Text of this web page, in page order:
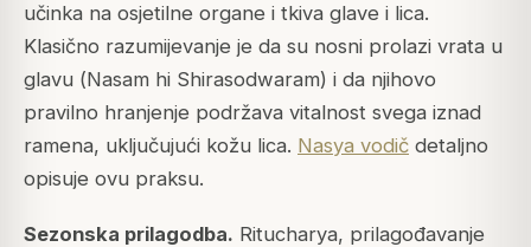
učinka na osjetilne organe i tkiva glave i lica.
Klasično razumijevanje je da su nosni prolazi vrata u
glavu (Nasam hi Shirasodwaram) i da njihovo
pravilno hranjenje podržava vitalnost svega iznad
ramena, uključujući kožu lica. Nasya vodič detaljno
opisuje ovu praksu.
Sezonska prilagodba. Ritucharya, prilagođavanje